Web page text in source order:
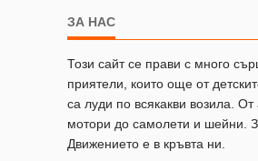
ЗА НАС
Този сайт се прави с много
приятели, които още от
са луди по всякакви возила.
мотори до самолети и шейни.
Движението е в кръвта ни.